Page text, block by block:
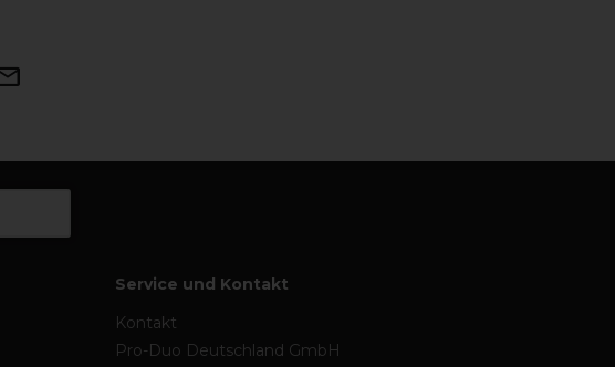
Service und Kontakt
Kontakt
Pro-Duo Deutschland GmbH